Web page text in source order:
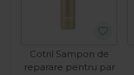
Cotril Sampon de
reparare pentru par